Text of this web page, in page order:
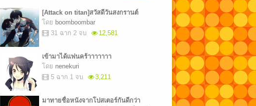
[Attack on titan]สวัสดีวันสงกรานต์
โดย boomboombar
31 ฉาก 2 จบ
12,581
เข้ามาได้แฟนคร้าาาาาาา
โดย nenekuri
5 ฉาก 1 จบ
3,211
มาทายชื่อหนังจากโปสเตอร์กันดีกว่า